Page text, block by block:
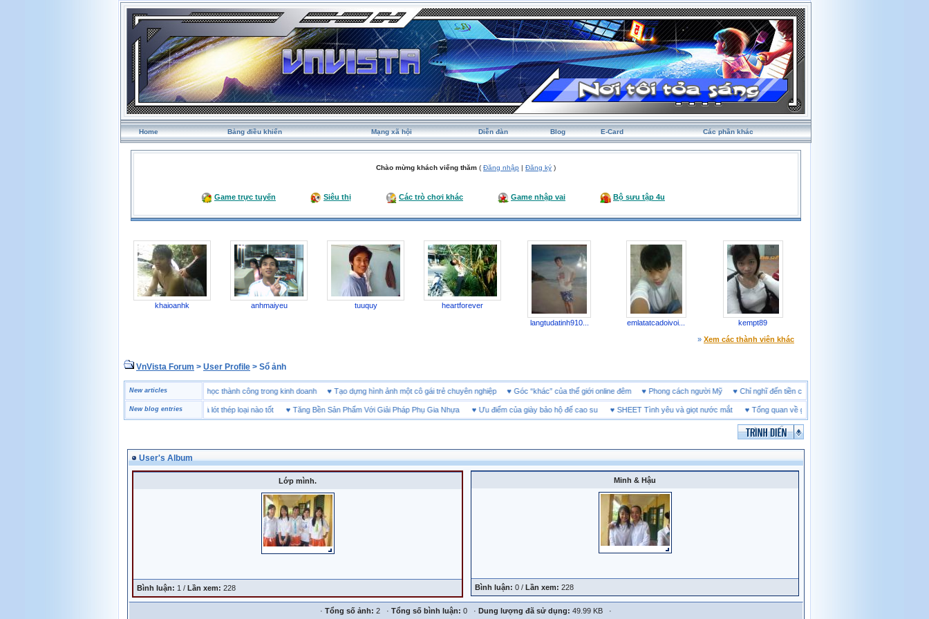
Home Bảng điều khiển Mạng xã hội Diễn đàn Blog E-Card Các phần khác
Chào mừng khách viếng thăm ( Đăng nhập | Đăng ký )
Game trực tuyến Siêu thị Các trò chơi khác Game nhập vai Bộ sưu tập 4u
khaioanhk anhmaiyeu tuuquy heartforever
langtudatinh910... emlatatcadoivoi...
kempt89
» Xem các thành viên khác
VnVista Forum > User Profile > Sổ ảnh
New articles
Một số câu hỏi phỏng vấn “đặc biệt” của Microsoft 4 bài học thành công trong kinh doanh♥Tạo dựng hình ảnh một cô gái trẻ chuyên nghiệp♥ Góc “khác” của thế giới online đêm♥Phong cách người Mỹ♥Chỉ nghĩ đến tiền cũng làm người ta ích kỷ
New blog entries
Giày bảo hộ lót Kevlar và lót thép loại nào tốt♥ Tăng Bền Sản Phẩm Với Giải Pháp Phụ Gia Nhựa♥ Ưu điểm của giày bảo hộ đế cao su♥ SHEET Tình yêu và giọt nước mắt ♥ Tổng quan về giày bảo hộ tại Vĩnh Long
User's Album
Lớp mình.
Bình luận: 1 / Lần xem: 228
Minh & Hậu
Bình luận: 0 / Lần xem: 228
· Tổng số ảnh: 2 · Tổng số bình luận: 0 · Dung lượng đã sử dụng: 49.99 KB ·